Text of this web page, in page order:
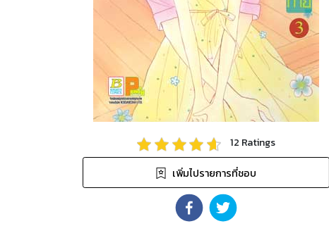
12 Ratings
เพิ่มไปรายการที่ชอบ